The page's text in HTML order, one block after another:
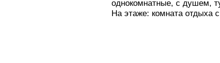
однокомнатные, с душем,
На этаже: комната отдыха